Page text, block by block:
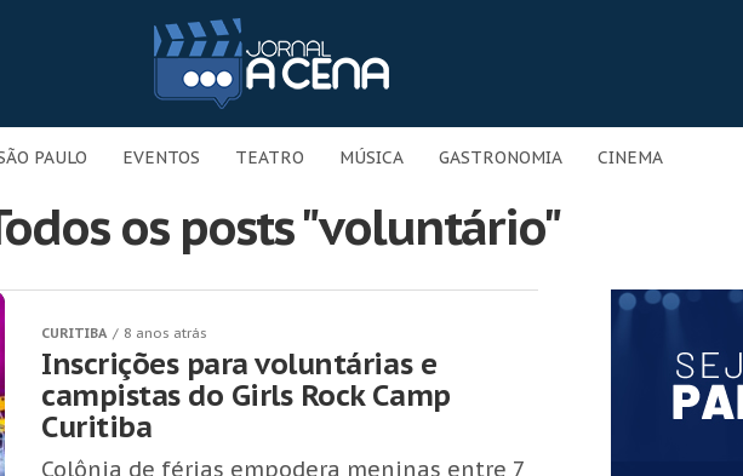
PAULO EVENTOS TEATRO MÚSICA GASTRONOMIA CINEMA
os posts "voluntário"
CURITIBA 8 anos atrás
Inscrições para voluntárias e
campistas do Girls Rock Camp
Curitiba
Colônia de férias empodera meninas entre 7